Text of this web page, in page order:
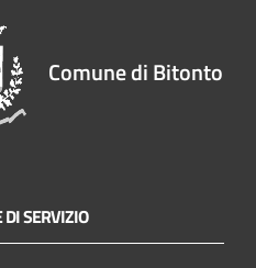
Comune di Bitonto
DI SERVIZIO